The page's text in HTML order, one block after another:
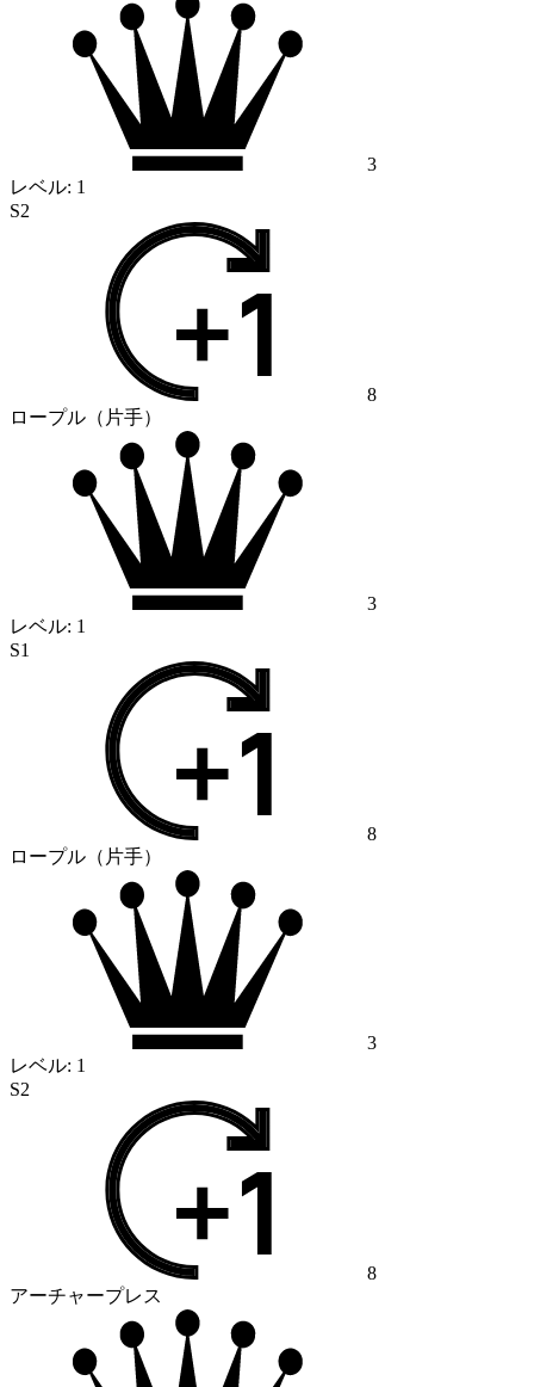
3
レベル: 1
S2
8
ロープル（片手）
3
レベル: 1
S1
8
ロープル（片手）
3
レベル: 1
S2
8
アーチャープレス